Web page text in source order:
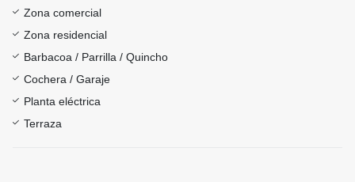
Zona comercial
Zona residencial
Barbacoa / Parrilla / Quincho
Cochera / Garaje
Planta eléctrica
Terraza